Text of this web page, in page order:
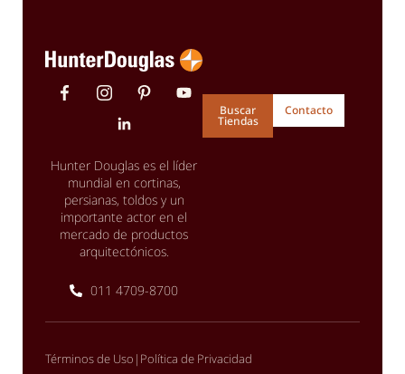
Hunter Douglas es el líder
mundial en cortinas,
persianas, toldos y un
importante actor en el
mercado de productos
arquitectónicos.
011 4709-8700
Buscar
Tiendas
Contacto
Términos de Uso | Política de Privacidad